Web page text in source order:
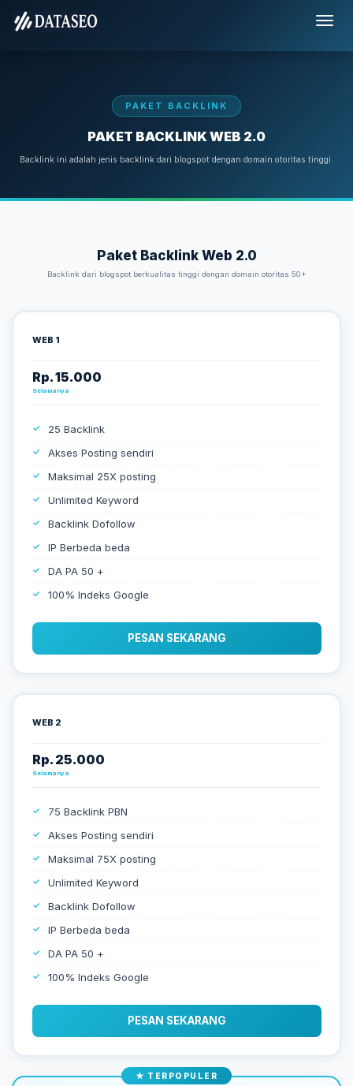
PAKET BACKLINK
PAKET BACKLINK WEB 2.0
Backlink ini adalah jenis backlink dari blogspot dengan domain otoritas tinggi.
Paket Backlink Web 2.0
Backlink dari blogspot berkualitas tinggi dengan domain otoritas 50+
WEB 1
Rp. 15.000
Selamanya
25 Backlink
Akses Posting sendiri
Maksimal 25X posting
Unlimited Keyword
Backlink Dofollow
IP Berbeda beda
DA PA 50 +
100% Indeks Google
PESAN SEKARANG
WEB 2
Rp. 25.000
Selamanya
75 Backlink PBN
Akses Posting sendiri
Maksimal 75X posting
Unlimited Keyword
Backlink Dofollow
IP Berbeda beda
DA PA 50 +
100% Indeks Google
PESAN SEKARANG